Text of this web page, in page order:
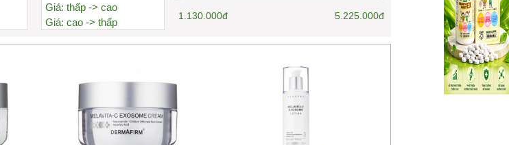
Giá: thấp -> cao
Giá: cao -> thấp
Tên A->Z
1.130.000đ 5.225.000đ